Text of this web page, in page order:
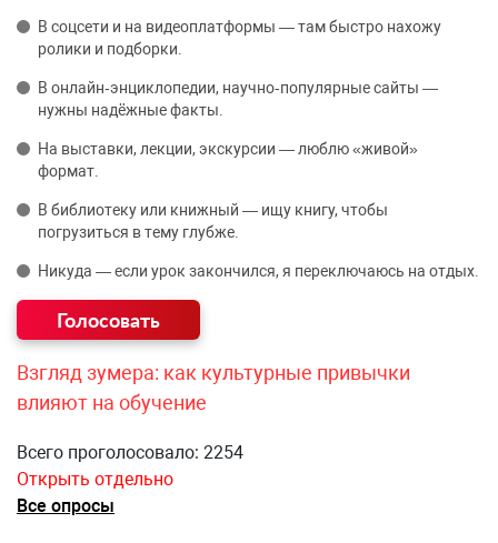
В соцсети и на видеоплатформы — там быстро нахожу
ролики и подборки.
В онлайн‑энциклопедии, научно‑популярные сайты —
нужны надёжные факты.
На выставки, лекции, экскурсии — люблю «живой»
формат.
В библиотеку или книжный — ищу книгу, чтобы
погрузиться в тему глубже.
Никуда — если урок закончился, я переключаюсь на отдых.
Взгляд зумера: как культурные привычки
влияют на обучение
Всего проголосовало: 2254
Открыть отдельно
Все опросы